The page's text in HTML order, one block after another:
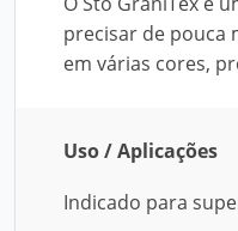
precisar de pouca
em várias cores,
Uso / Aplicações
Indicado para